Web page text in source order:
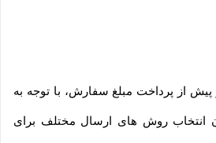
پیش از پرداخت مبلغ سفارش، با توجه به
انتخاب روش های ارسال مختلف برای